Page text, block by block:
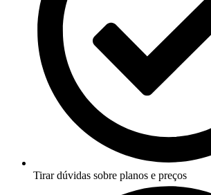
Tirar dúvidas sobre planos e preços